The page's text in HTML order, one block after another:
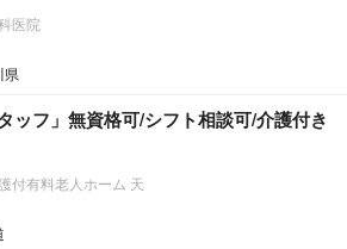
医院
県
ッフ」無資格可/シフト相談可/介護付き
付有料老人ホーム 天